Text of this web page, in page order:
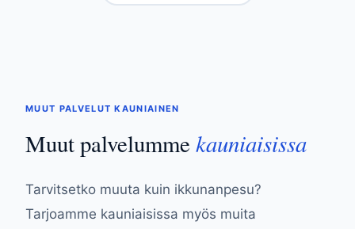
MUUT PALVELUT KAUNIAINEN
Muut palvelumme kauniaisissa
Tarvitsetko muuta kuin ikkunanpesu?
Tarjoamme kauniaisissa myös muita